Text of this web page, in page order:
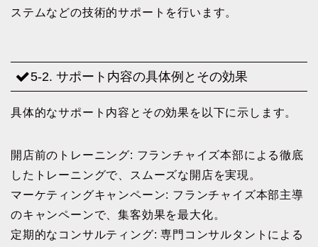
ステムなどの技術的サポートを行います。
5-2. サポート内容の具体例とその効果
具体的なサポート内容とその効果を以下に示します。
開店前のトレーニング: フランチャイズ本部による徹底
したトレーニングで、スムーズな開店を実現。
マーケティングキャンペーン: フランチャイズ本部主導
のキャンペーンで、集客効果を最大化。
定期的なコンサルティング: 専門コンサルタントによる